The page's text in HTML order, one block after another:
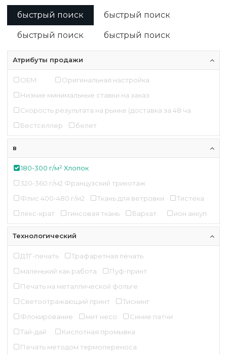
быстрый поиск быстрый поиск
быстрый поиск быстрый поиск
Атрибуты продажи
OEM
Оригинальная настройка
Низкие минимальные ставки на заказ
Скорость результата на рынке (доставка за 48 ча
Бестселлер
белет
в
180-300 г/м² Хлопок
320-360 г/м2 Французский трикотаж
Флис 400-480 г/м2
Ткань для ветровки
Тистека
лекс-крат
гинсовая ткань Бархат ион аккуп
Технологический
ДТГ-печать
Трафаретная печать
маленький как работа
Пуф-принт
Печать на металлической фольге
Светоотражающий принт
Тиснинг
Флокирование
мит несо
Синие патчи
Тай-дай
Кислотная промывка
Печать методом термопереноса